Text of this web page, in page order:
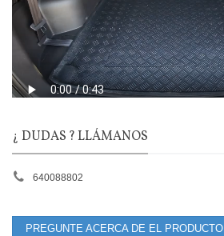
¿ DUDAS ? LLÁMANOS
640088802
PREGUNTE ACERCA DE EL PRODUCTO